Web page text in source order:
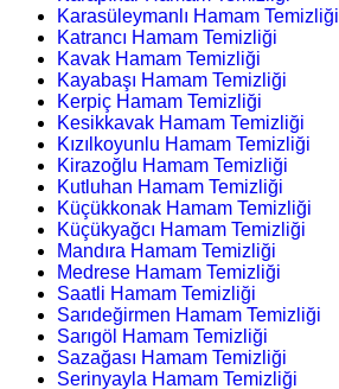
Karasüleymanlı Hamam Temizliği
Katrancı Hamam Temizliği
Kavak Hamam Temizliği
Kayabaşı Hamam Temizliği
Kerpiç Hamam Temizliği
Kesikkavak Hamam Temizliği
Kızılkoyunlu Hamam Temizliği
Kirazoğlu Hamam Temizliği
Kutluhan Hamam Temizliği
Küçükkonak Hamam Temizliği
Küçükyağcı Hamam Temizliği
Mandıra Hamam Temizliği
Medrese Hamam Temizliği
Saatli Hamam Temizliği
Sarıdeğirmen Hamam Temizliği
Sarıgöl Hamam Temizliği
Sazağası Hamam Temizliği
Serinyayla Hamam Temizliği